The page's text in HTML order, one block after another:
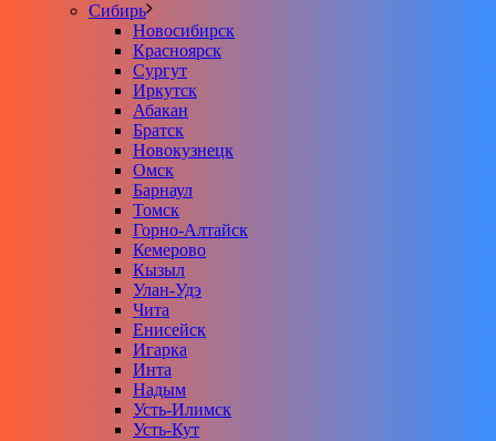
Сибирь
Новосибирск
Красноярск
Сургут
Иркутск
Абакан
Братск
Новокузнецк
Омск
Барнаул
Томск
Горно-Алтайск
Кемерово
Кызыл
Улан-Удэ
Чита
Енисейск
Игарка
Инта
Надым
Усть-Илимск
Усть-Кут